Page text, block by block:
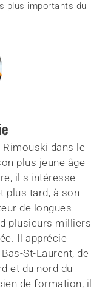
plus importants du
dans le
plus jeune âge
il s'intéresse
plus tard, à son
de longues
plusieurs milliers
Il apprécie
St-Laurent, de
et du nord du
de formation, il